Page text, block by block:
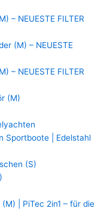
– NEUESTE FILTER
(M) – NEUESTE
– NEUESTE FILTER
(M)
Sportboote | Edelstahl
(S)
| PiTec 2in1 – für die